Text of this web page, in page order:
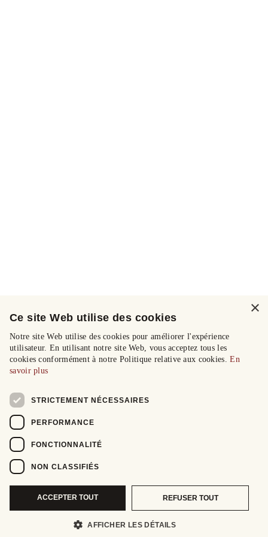
×
Ce site Web utilise des cookies
Notre site Web utilise des cookies pour améliorer l'expérience
utilisateur. En utilisant notre site Web, vous acceptez tous les
cookies conformément à notre Politique relative aux cookies.En
savoir plus
STRICTEMENT NÉCESSAIRES
PERFORMANCE
FONCTIONNALITÉ
NON CLASSIFIÉS
ACCEPTER TOUT REFUSER TOUT
AFFICHER LES DÉTAILS